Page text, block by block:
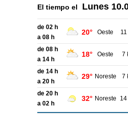
El tiempo el Lunes
de 02 h
a 08 h
20° Oeste
de 08 h
a 14 h
18° Oeste 7
de 14 h
a 20 h
29° Noreste 7
de 20 h
a 02 h
32° Noreste 14